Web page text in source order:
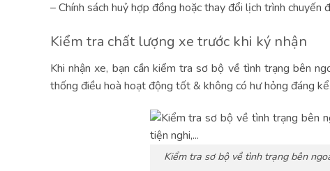
– Chính sách huỷ hợp đồng hoặc thay đổi lịch trình chuyến
Kiểm tra chất lượng xe trước khi ký nhận
Khi nhận xe, bạn cần kiểm tra sơ bộ về tình trạng bên
thống điều hoà hoạt động tốt & không có hư hỏng đáng kể.
Kiểm tra sơ bộ về tình trạng bên